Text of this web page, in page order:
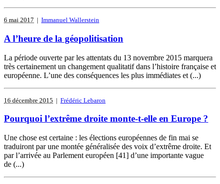
6 mai 2017 | Immanuel Wallerstein
A l’heure de la géopolitisation
La période ouverte par les attentats du 13 novembre 2015 marquera
très certainement un changement qualitatif dans l’histoire française et
européenne. L’une des conséquences les plus immédiates et (...)
16 décembre 2015 | Frédéric Lebaron
Pourquoi l’extrême droite monte-t-elle en Europe ?
Une chose est certaine : les élections européennes de fin mai se
traduiront par une montée généralisée des voix d’extrême droite. Et
par l’arrivée au Parlement européen [41] d’une importante vague
de (...)